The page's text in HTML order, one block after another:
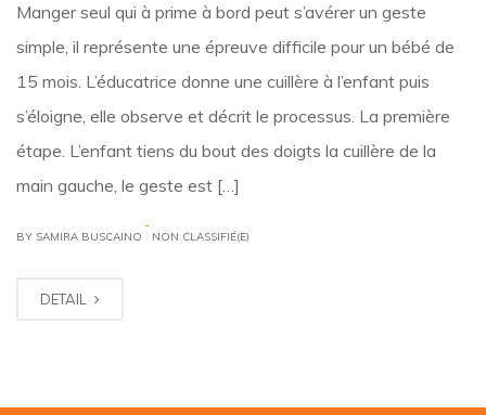
Manger seul qui à prime à bord peut s’avérer un geste
simple, il représente une épreuve difficile pour un bébé de
15 mois. L’éducatrice donne une cuillère à l’enfant puis
s’éloigne, elle observe et décrit le processus. La première
étape. L’enfant tiens du bout des doigts la cuillère de la
main gauche, le geste est […]
BY SAMIRA BUSCAINO NON CLASSIFIÉ(E)
DETAIL